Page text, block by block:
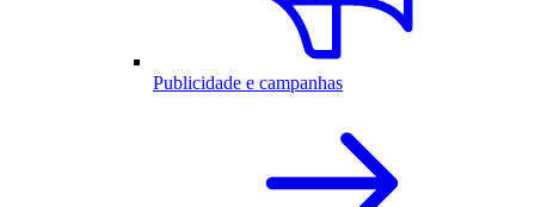
Publicidade e campanhas